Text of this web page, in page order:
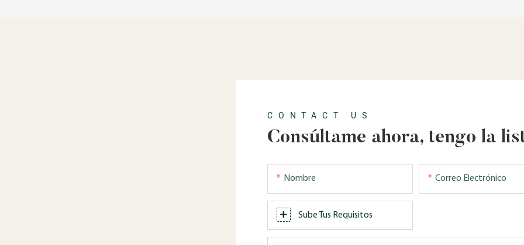
CONTACT US
Consúltame ahora, tengo la
Nombre Correo Electrónico
Sube Tus Requisitos